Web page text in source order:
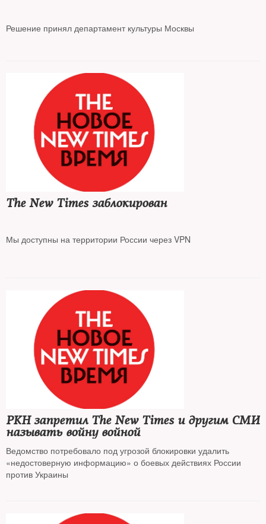
Решение принял департамент культуры Москвы
The New Times заблокирован
Мы доступны на территории России через VPN
РКН запретил The New Times и другим СМИ
называть войну войной
Ведомство потребовало под угрозой блокировки удалить
«недостоверную информацию» о боевых действиях России
против Украины